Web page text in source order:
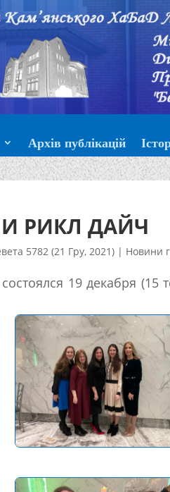
Архів публікацій
РИКЛ ДАЙЧ
5782 (21 Гру, 2021)| Новини
19 декабря (15